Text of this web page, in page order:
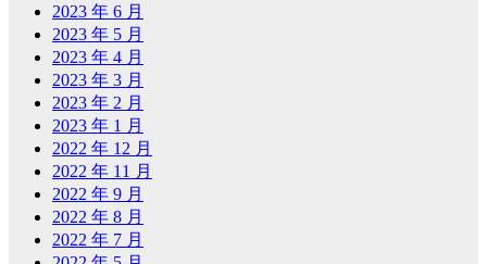
2023 年 6 月
2023 年 5 月
2023 年 4 月
2023 年 3 月
2023 年 2 月
2023 年 1 月
2022 年 12 月
2022 年 11 月
2022 年 9 月
2022 年 8 月
2022 年 7 月